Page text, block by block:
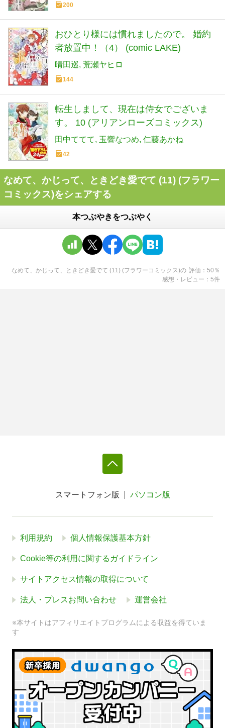
200
おひとり様には慣れましたので。 婚約
者放置中！（4） (comic LAKE)
晴田巡 荒瀬ヤヒロ
144
転生しまして、現在は侍女でございま
す。 10 (アリアンローズコミックス)
田中ててて 玉響なつめ 仁藤あかね
42
なめて、かじって、ときどき愛でて (11) (フラワー
コミックス)をシェアする
本つぶやきをつぶやく
なめて、かじって、ときどき愛でて (11) (フラワーコミックス)の 評価 50 ％
感想・レビュー
5件
スマートフォン版 パソコン版
利用規約 個人情報保護基本方針
Cookie等の利用に関するガイドライン
サイトアクセス情報の取得について
法人・プレスお問い合わせ 運営会社
※本サイトはアフィリエイトプログラムによる収益を得ていま
す